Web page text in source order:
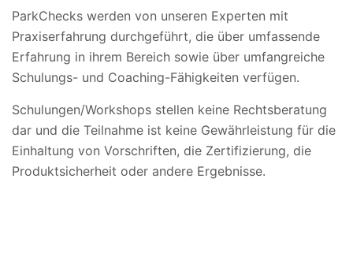
ParkChecks werden von unseren Experten mit
Praxiserfahrung durchgeführt, die über umfassende
Erfahrung in ihrem Bereich sowie über umfangreiche
Schulungs- und Coaching-Fähigkeiten verfügen.
Schulungen/Workshops stellen keine Rechtsberatung
dar und die Teilnahme ist keine Gewährleistung für die
Einhaltung von Vorschriften, die Zertifizierung, die
Produktsicherheit oder andere Ergebnisse.